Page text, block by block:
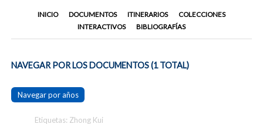
INICIO DOCUMENTOS ITINERARIOS
COLECCIONES
INTERACTIVOS
BIBLIOGRAFÍAS
NAVEGAR POR LOS DOCUMENTOS (1 TOTAL)
Navegar por años
Etiquetas: Zhong Kui